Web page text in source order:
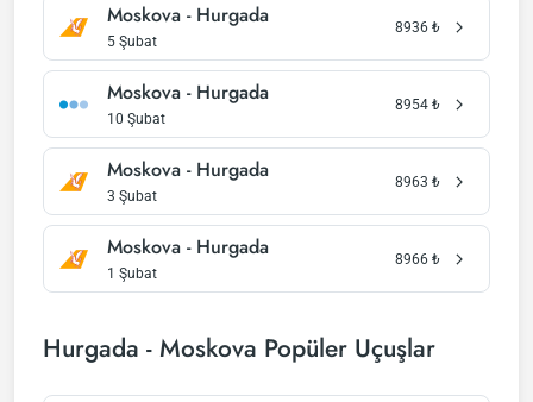
Moskova - Hurgada
5 Şubat
8936 ₺
Moskova - Hurgada
10 Şubat
8954 ₺
Moskova - Hurgada
3 Şubat
8963 ₺
Moskova - Hurgada
1 Şubat
8966 ₺
Hurgada - Moskova Popüler Uçuşlar